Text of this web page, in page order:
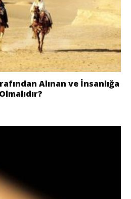
Alınan ve İnsanlığa